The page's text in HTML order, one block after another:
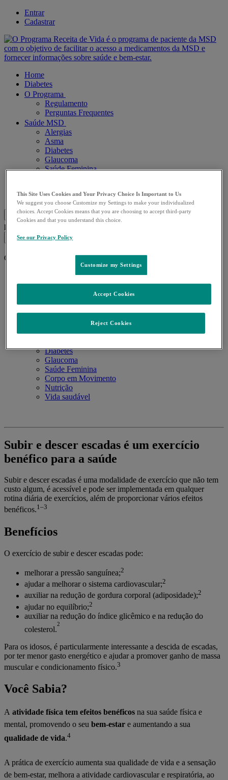
Entrar
Cadastrar
Home
Diabetes
O Programa
Regulamento
Perguntas Frequentes
Saúde MSD
Alergias
Asma
Diabetes
Glaucoma
Saúde Feminina
Vida saudável
Mobile Navigation
placeholder
Close Mobile Navigation
Diabetes
Regulamento
Perguntas Frequentes
Alergias
Diabetes
Glaucoma
Saúde Feminina
Corpo em Movimento
Nutrição
Vida saudável
Subir e descer escadas é um exercício
benéfico para a saúde
Subir e descer escadas é uma modalidade de exercício que não tem
custo algum, é acessível e pode ser implementada em qualquer
rotina diária de exercícios, além de proporcionar vários efeitos
benéficos.1–3
Benefícios
O exercício de subir e descer escadas pode:
melhorar a pressão sanguínea;2
ajudar a melhorar o sistema cardiovascular;2
auxiliar na redução de gordura corporal (adiposidade);2
ajudar no equilíbrio;2
auxiliar na redução do índice glicêmico e na redução do
colesterol.
2
Para os idosos, é particularmente interessante a descida de escadas,
por ter menor gasto energético e ajudar a promover ganho de massa
muscular e condicionamento físico.3
Você Sabia?
A atividade física tem efeitos benéficos na sua saúde física e
mental, promovendo o seu bem-estar e aumentando a sua
qualidade de vida.4
A prática de exercício aumenta sua qualidade de vida e a sensação
de bem-estar, melhora a atividade cardiovascular e respiratória, ao
This Site Uses Cookies and Your Privacy Choice Is Important to Us
We suggest you choose Customize my Settings to make your individualized
choices. Accept Cookies means that you are choosing to accept third-party
Cookies and that you understand this choice.
See our Privacy Policy
Customize my Settings
Reject Cookies
Accept Cookies